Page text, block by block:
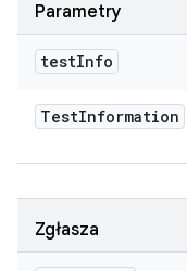
Parametry
testInfo
TestInformation
Zgłasza